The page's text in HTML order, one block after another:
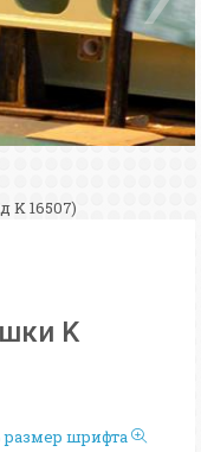
K 16507)
K
шрифта